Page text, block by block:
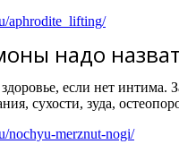
aphrodite_lifting/
надо
если нет
сухости, зуда,
nochyu-merznut-nogi/